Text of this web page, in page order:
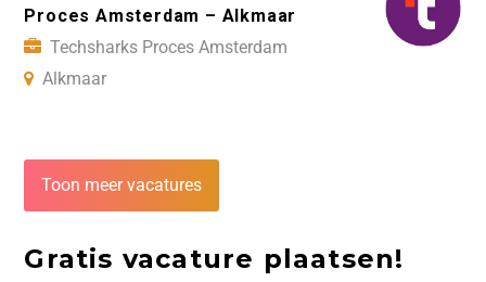
Proces Amsterdam – Alkmaar
Techsharks Proces Amsterdam
Alkmaar
Toon meer vacatures
Gratis vacature plaatsen!